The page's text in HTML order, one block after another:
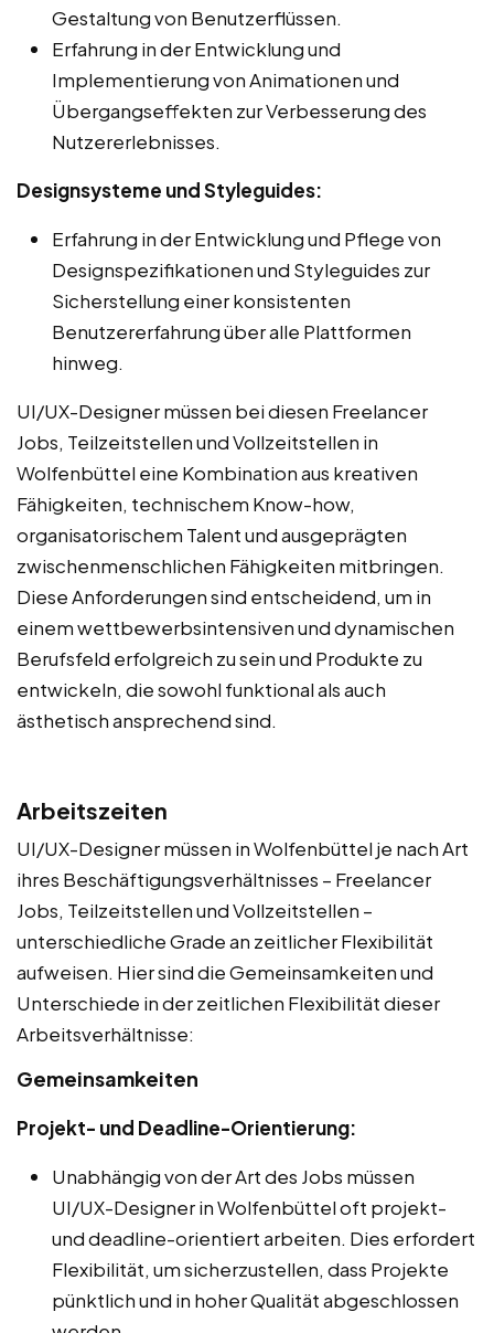
Gestaltung von Benutzerflüssen.
Erfahrung in der Entwicklung und
Implementierung von Animationen und
Übergangseffekten zur Verbesserung des
Nutzererlebnisses.
Designsysteme und Styleguides:
Erfahrung in der Entwicklung und Pflege von
Designspezifikationen und Styleguides zur
Sicherstellung einer konsistenten
Benutzererfahrung über alle Plattformen
hinweg.
UI/UX-Designer müssen bei diesen Freelancer
Jobs, Teilzeitstellen und Vollzeitstellen in
Wolfenbüttel eine Kombination aus kreativen
Fähigkeiten, technischem Know-how,
organisatorischem Talent und ausgeprägten
zwischenmenschlichen Fähigkeiten mitbringen.
Diese Anforderungen sind entscheidend, um in
einem wettbewerbsintensiven und dynamischen
Berufsfeld erfolgreich zu sein und Produkte zu
entwickeln, die sowohl funktional als auch
ästhetisch ansprechend sind.
Arbeitszeiten
UI/UX-Designer müssen in Wolfenbüttel je nach Art
ihres Beschäftigungsverhältnisses – Freelancer
Jobs, Teilzeitstellen und Vollzeitstellen –
unterschiedliche Grade an zeitlicher Flexibilität
aufweisen. Hier sind die Gemeinsamkeiten und
Unterschiede in der zeitlichen Flexibilität dieser
Arbeitsverhältnisse:
Gemeinsamkeiten
Projekt- und Deadline-Orientierung:
Unabhängig von der Art des Jobs müssen
UI/UX-Designer in Wolfenbüttel oft projekt-
und deadline-orientiert arbeiten. Dies erfordert
Flexibilität, um sicherzustellen, dass Projekte
pünktlich und in hoher Qualität abgeschlossen